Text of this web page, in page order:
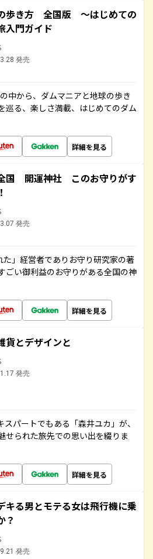
歩き方 全国版 ～はじめての
入門ガイド
発売
中から、ダムマニアと地球の歩き
巡る、楽しさ満載、はじめてのダム
詳細を見る
国 開運神社 このお守りがす
発売
た」経営者でありお守り研究家の著
ごい御利益のお守りがある全国の神
詳細を見る
貨とデザインと
発売
パートでもある「森井ユカ」が、
せられた旅先での思い出を綴りま
詳細を見る
キる男とモテる女は飛行機に乗
？
発売